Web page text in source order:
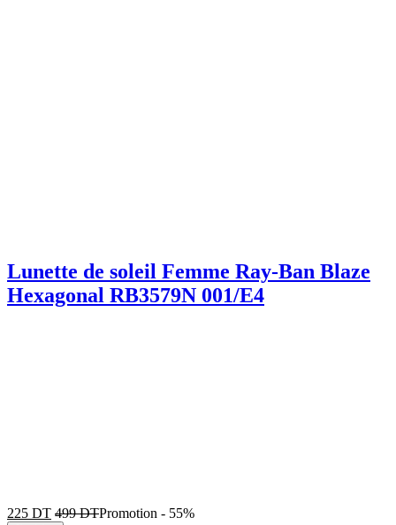
Lunette de soleil Femme Ray-Ban Blaze
Hexagonal RB3579N 001/E4
225 DT 499DTPromotion - 55%